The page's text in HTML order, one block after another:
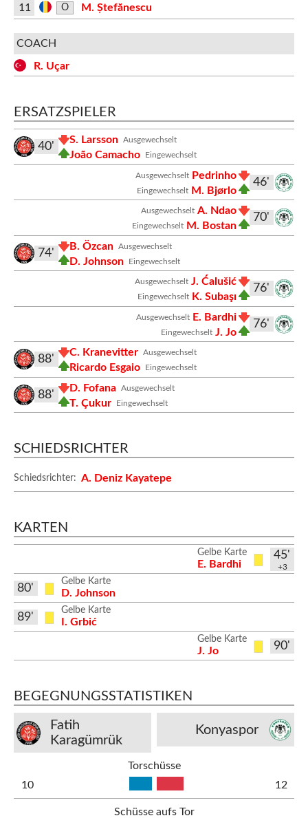
11 O M. Ștefănescu
COACH
R. Uçar
ERSATZSPIELER
Ausgewechselt
S. Larsson
Eingewechselt
João Camacho
40'
46'
Ausgewechselt Pedrinho
Eingewechselt M. Bjørlo
70'
Ausgewechselt A. Ndao
Eingewechselt M. Bostan
Ausgewechselt
B. Özcan
Eingewechselt
D. Johnson
74'
76'
Ausgewechselt J. Ćalušić
Eingewechselt K. Subaşı
76'
Ausgewechselt E. Bardhi
Eingewechselt J. Jo
Ausgewechselt
C. Kranevitter
Eingewechselt
Ricardo Esgaio
88'
Ausgewechselt
D. Fofana
Eingewechselt
T. Çukur
88'
SCHIEDSRICHTER
Schiedsrichter: A. Deniz Kayatepe
KARTEN
45'
+3
Gelbe Karte
E. Bardhi
Gelbe Karte
D. Johnson
80'
Gelbe Karte
I. Grbić
89'
90'
Gelbe Karte
J. Jo
BEGEGNUNGSSTATISTIKEN
Fatih
Karagümrük
Konyaspor
Torschüsse
10
12
Schüsse aufs Tor